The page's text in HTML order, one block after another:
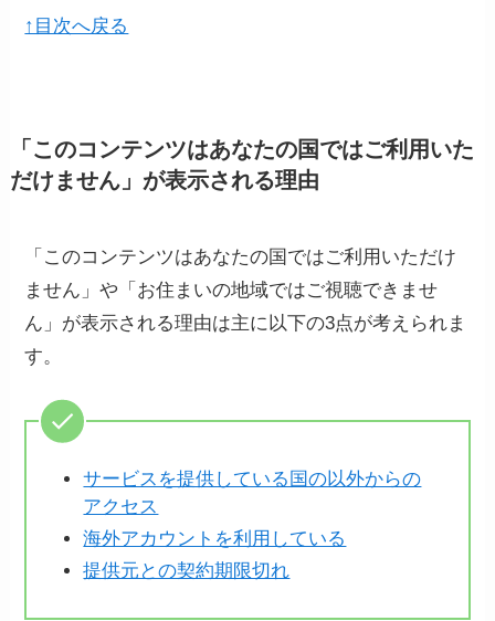
↑目次へ戻る
「このコンテンツはあなたの国ではご利用いた
だけません」が表示される理由
「このコンテンツはあなたの国ではご利用いただけ
ません」や「お住まいの地域ではご視聴できませ
ん」が表示される理由は主に以下の3点が考えられま
す。
サービスを提供している国の以外からの
アクセス
海外アカウントを利用している
提供元との契約期限切れ